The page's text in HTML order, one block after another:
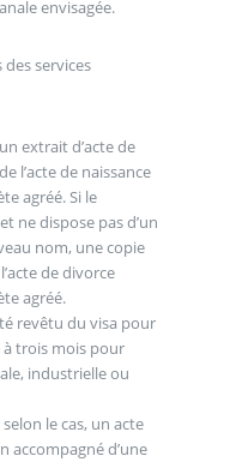
envisagée.
services
extrait d’acte de
l’acte de naissance
agréé. Si le
ne dispose pas d’un
nom, une copie
de divorce
agréé.
revêtu du visa pour
à trois mois pour
industrielle ou
le cas, un acte
accompagné d’une